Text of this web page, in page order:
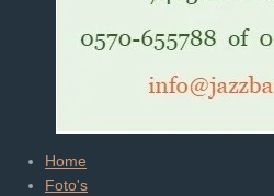
Home
Foto's